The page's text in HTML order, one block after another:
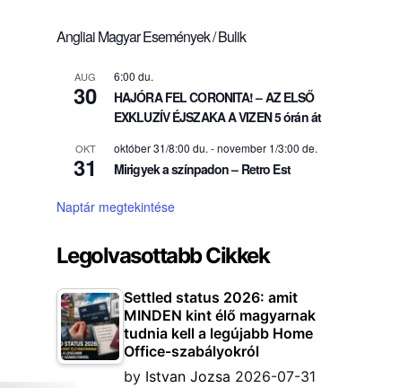
Angliai Magyar Események / Bulik
AUG
30
6:00 du.
HAJÓRA FEL CORONITA! – AZ ELSŐ
EXKLUZÍV ÉJSZAKA A VIZEN 5 órán át
OKT
31
október 31/8:00 du. -november 1/3:00 de.
Mirigyek a színpadon – Retro Est
Naptár megtekintése
Legolvasottabb Cikkek
Settled status 2026: amit
MINDEN kint élő magyarnak
tudnia kell a legújabb Home
Office-szabályokról
by Istvan Jozsa 2026-07-31